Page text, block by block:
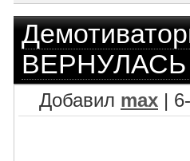
Добавил max |